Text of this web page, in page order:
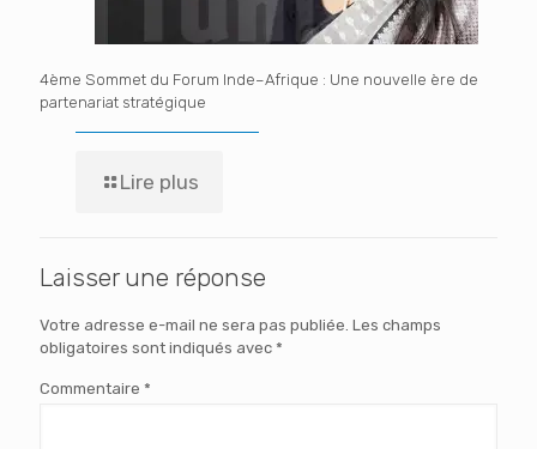
4ème Sommet du Forum Inde–Afrique : Une nouvelle ère de
partenariat stratégique
Lire plus
Laisser une réponse
Votre adresse e-mail ne sera pas publiée. Les champs
obligatoires sont indiqués avec *
Commentaire *